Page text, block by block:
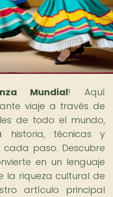
Mundial! Aquí
viaje a través de
de todo el mundo,
historia, técnicas y
paso. Descubre
en un lenguaje
la riqueza cultural de
artículo principal